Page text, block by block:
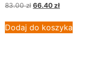
83.00zł 66.40 zł
Dodaj do koszyka